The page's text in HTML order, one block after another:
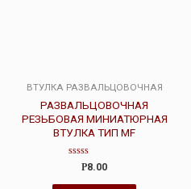
ВТУЛКА РАЗВАЛЬЦОВОЧНАЯ
РАЗВАЛЬЦОВОЧНАЯ
РЕЗЬБОВАЯ МИНИАТЮРНАЯ
ВТУЛКА ТИП MF
Оценка
из
Р8.00